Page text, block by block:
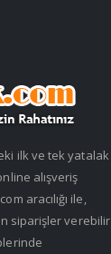
ilk ve tek yatalak
alışveriş
aracılığı ile,
siparişler verebilir